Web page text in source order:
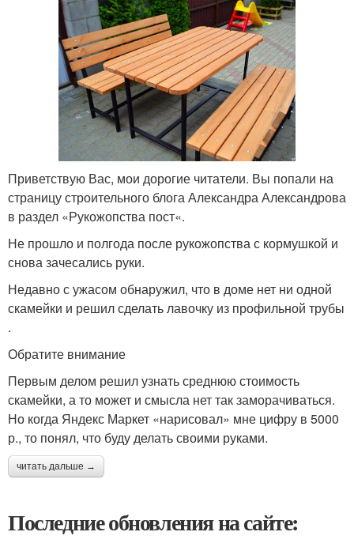
Приветствую Вас, мои дорогие читатели. Вы попали на
страницу строительного блога Александра Александрова
в раздел «Рукожопства пост«.
Не прошло и полгода после рукожопства с кормушкой и
снова зачесались руки.
Недавно с ужасом обнаружил, что в доме нет ни одной
скамейки и решил сделать лавочку из профильной трубы
.
Обратите внимание
Первым делом решил узнать среднюю стоимость
скамейки, а то может и смысла нет так заморачиваться.
Но когда Яндекс Маркет «нарисовал» мне цифру в 5000
р., то понял, что буду делать своими руками.
читать дальше →
Последние обновления на сайте: